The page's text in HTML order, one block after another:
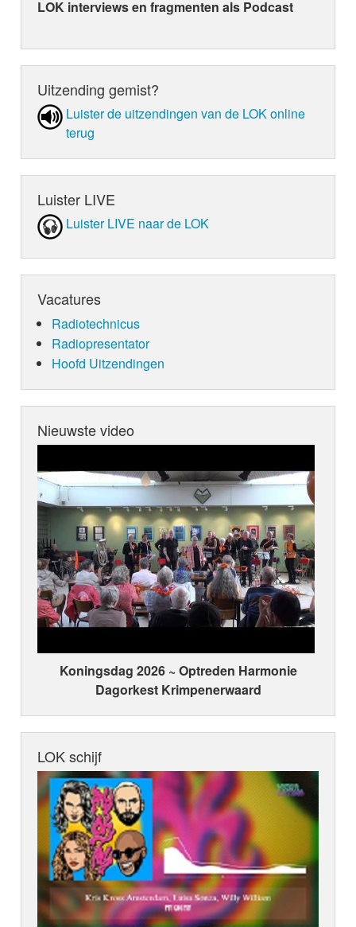
LOK interviews en fragmenten als Podcast
Uitzending gemist?
Luister de uit­zen­din­gen van de LOK online
terug
Luister LIVE
Luister LIVE naar de LOK
Vacatures
Radiotechnicus
Radiopresentator
Hoofd Uitzendingen
Nieuwste video
Koningsdag 2026 ~ Optreden Harmonie
Dagorkest Krimpenerwaard
LOK schijf